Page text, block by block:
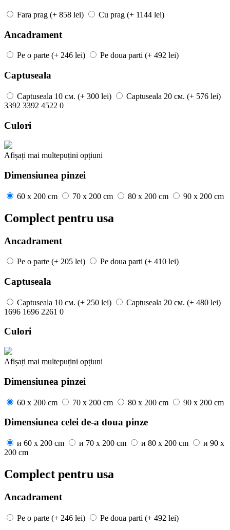
Fara prag (+ 858 lei) Cu prag (+ 1144 lei)
Ancadrament
Pe o parte (+ 246 lei) Pe doua parti (+ 492 lei)
Captuseala
Captuseala 10 см. (+ 300 lei) Captuseala 20 см. (+ 576 lei)
3392 3392 4522 0
Culori
Afișați mai multepuțini opțiuni
Dimensiunea pinzei
60 x 200 cm 70 x 200 cm 80 x 200 cm 90 x 200 cm
Complect pentru usa
Ancadrament
Pe o parte (+ 205 lei) Pe doua parti (+ 410 lei)
Captuseala
Captuseala 10 см. (+ 250 lei) Captuseala 20 см. (+ 480 lei)
1696 1696 2261 0
Culori
Afișați mai multepuțini opțiuni
Dimensiunea pinzei
60 x 200 cm 70 x 200 cm 80 x 200 cm 90 x 200 cm
Dimensiunea celei de-a doua pinze
и 60 x 200 cm и 70 x 200 cm и 80 x 200 cm и 90 x
200 cm
Complect pentru usa
Ancadrament
Pe o parte (+ 246 lei) Pe doua parti (+ 492 lei)